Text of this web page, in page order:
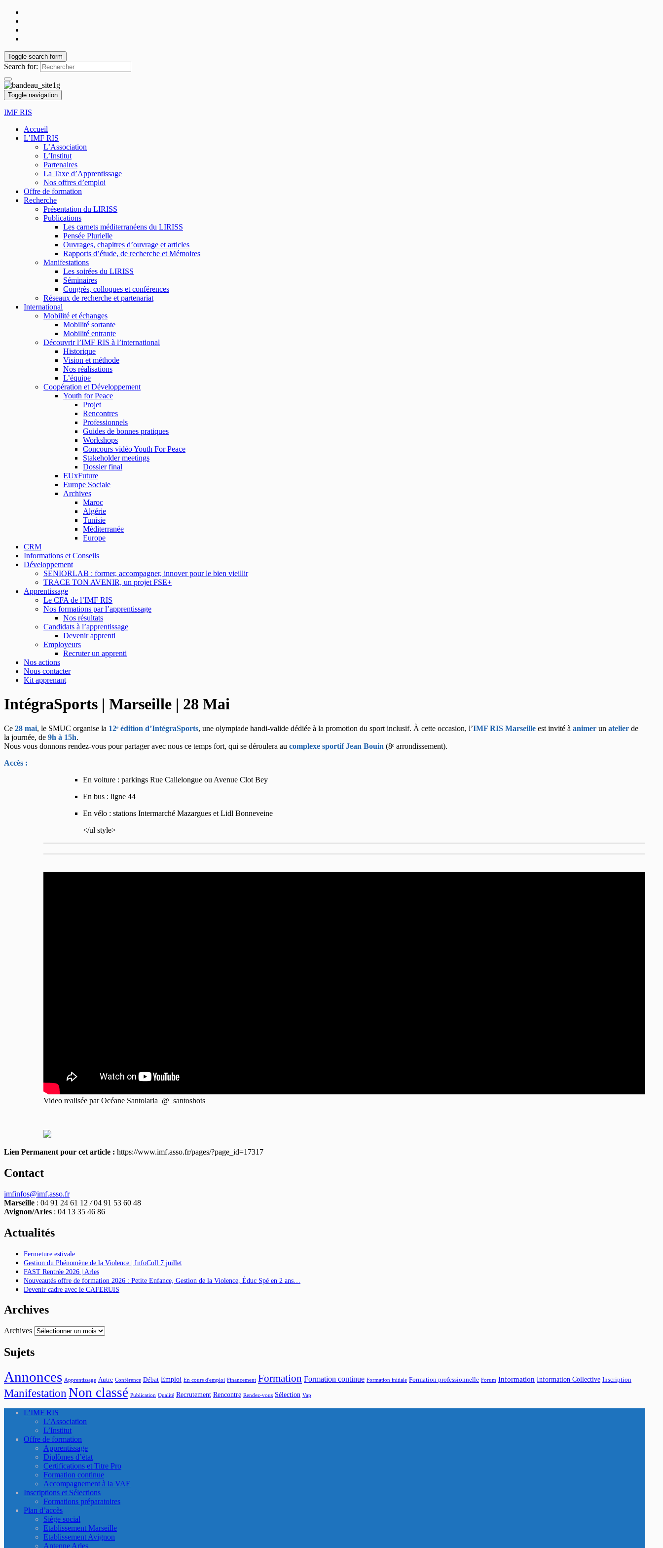
Toggle search form
Search for:
Toggle navigation
IMF RIS
Accueil
L’IMF RIS
L’Association
L’Institut
Partenaires
La Taxe d’Apprentissage
Nos offres d’emploi
Offre de formation
Recherche
Présentation du LIRISS
Publications
Les carnets méditerranéens du LIRISS
Pensée Plurielle
Ouvrages, chapitres d’ouvrage et articles
Rapports d’étude, de recherche et Mémoires
Manifestations
Les soirées du LIRISS
Séminaires
Congrès, colloques et conférences
Réseaux de recherche et partenariat
International
Mobilité et échanges
Mobilité sortante
Mobilité entrante
Découvrir l’IMF RIS à l’international
Historique
Vision et méthode
Nos réalisations
L’équipe
Coopération et Développement
Youth for Peace
Projet
Rencontres
Professionnels
Guides de bonnes pratiques
Workshops
Concours vidéo Youth For Peace
Stakeholder meetings
Dossier final
EUxFuture
Europe Sociale
Archives
Maroc
Algérie
Tunisie
Méditerranée
Europe
CRM
Informations et Conseils
Développement
SENIORLAB : former, accompagner, innover pour le bien vieillir
TRACE TON AVENIR, un projet FSE+
Apprentissage
Le CFA de l’IMF RIS
Nos formations par l’apprentissage
Nos résultats
Candidats à l’apprentissage
Devenir apprenti
Employeurs
Recruter un apprenti
Nos actions
Nous contacter
Kit apprenant
IntégraSports | Marseille | 28 Mai
Ce 28 mai, le SMUC organise la 12ᵉ édition d’IntégraSports, une olympiade handi‑valide dédiée à la promotion du sport inclusif. À cette occasion, l’IMF RIS Marseille est invité à animer un atelier de
la journée, de 9h à 15h.
Nous vous donnons rendez‑vous pour partager avec nous ce temps fort, qui se déroulera au complexe sportif Jean Bouin (8ᵉ arrondissement).
Accès :
En voiture : parkings Rue Callelongue ou Avenue Clot Bey
En bus : ligne 44
En vélo : stations Intermarché Mazargues et Lidl Bonneveine
</ul style>
Video realisée par Océane Santolaria @_santoshots
Lien Permanent pour cet article : https://www.imf.asso.fr/pages/?page_id=17317
Contact
imfinfos@imf.asso.fr
Marseille : 04 91 24 61 12 /04 91 53 60 48
Avignon/Arles : 04 13 35 46 86
Actualités
Fermeture estivale
Gestion du Phénomène de la Violence | InfoColl 7 juillet
FAST Rentrée 2026 | Arles
Nouveautés offre de formation 2026 : Petite Enfance, Gestion de la Violence, Éduc Spé en 2 ans…
Devenir cadre avec le CAFERUIS
Archives
Archives
Sujets
Annonces Apprentissage Autre Conférence Débat Emploi En cours d'emploi Financement Formation Formation continue Formation initiale Formation professionnelle Forum Information Information Collective Inscription
Manifestation Non classé Publication Qualité Recrutement Rencontre Rendez-vous Sélection Vap
L’IMF RIS
L’Association
L’Institut
Offre de formation
Apprentissage
Diplômes d’état
Certifications et Titre Pro
Formation continue
Accompagnement à la VAE
Inscriptions et Sélections
Formations préparatoires
Plan d’accès
Siège social
Etablissement Marseille
Etablissement Avignon
Antenne Arles